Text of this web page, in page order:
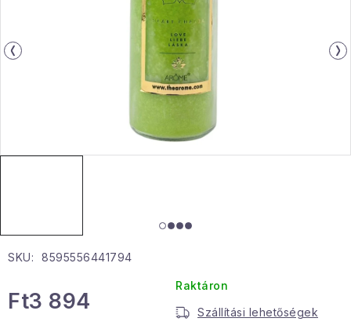
Sport és szabadban
Gyermekeknek
Pohodából importálva - rendezés
Karácsonyi esemény
Januári akció
SKU: 8595556441794
Ft3 894
Raktáron
Szállítási lehetőségek